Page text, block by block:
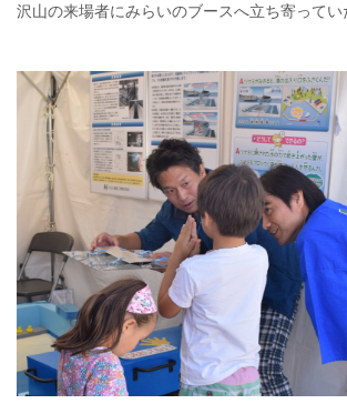
沢山の来場者にみらいのブースへ立ち寄ってい